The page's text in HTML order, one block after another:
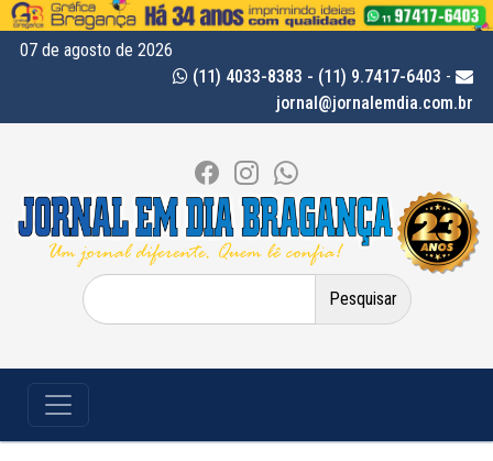
07 de agosto de 2026
(11) 4033-8383 - (11) 9.7417-6403 -
jornal@jornalemdia.com.br
Pesquisar
por: